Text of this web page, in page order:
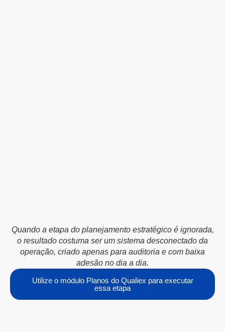
Quando a etapa do planejamento estratégico é ignorada,
o resultado costuma ser um sistema desconectado da
operação, criado apenas para auditoria e com baixa
adesão no dia a dia.
Utilize o módulo Planos do Qualiex para executar
essa etapa